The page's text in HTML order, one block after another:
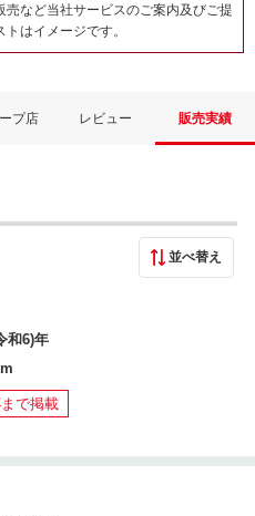
など当社サービスのご案内及びご提
はイメージです。
プ店 レビュー 販売実績
並べ替え
和6)年
で掲載